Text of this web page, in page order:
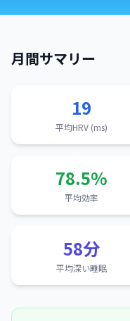
月間サマリー
19
平均HRV (ms)
78.5%
平均効率
58分
平均深い睡眠